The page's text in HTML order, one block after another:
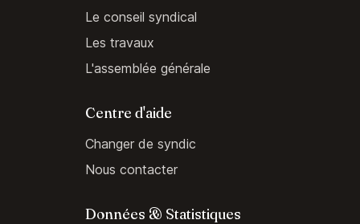
Le conseil syndical
Les travaux
L'assemblée générale
Centre d'aide
Changer de syndic
Nous contacter
Données & Statistiques